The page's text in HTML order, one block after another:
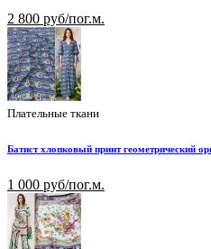
2 800 руб/пог.м.
Плательные ткани
Батист хлопковый принт геометрический
1 000 руб/пог.м.